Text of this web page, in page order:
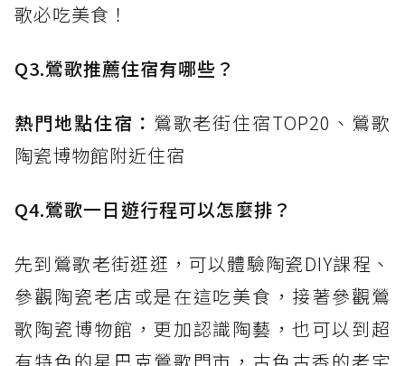
歌必吃美食！
Q3.鶯歌推薦住宿有哪些？
熱門地點住宿： 鶯歌老街住宿TOP20、鶯歌
陶瓷博物館附近住宿
Q4.鶯歌一日遊行程可以怎麼排？
先到鶯歌老街逛逛，可以體驗陶瓷DIY課程、
參觀陶瓷老店或是在這吃美食，接著參觀鶯
歌陶瓷博物館，更加認識陶藝，也可以到超